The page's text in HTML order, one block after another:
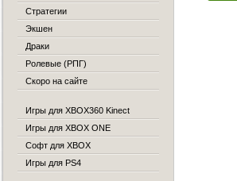
Стратегии
Экшен
Драки
Ролевые (РПГ)
Скоро на сайте
Игры для XBOX360 Kinect
Игры для XBOX ONE
Софт для XBOX
Игры для PS4